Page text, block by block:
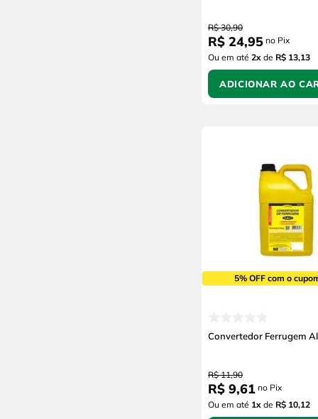
R$ 30,90
R$ 24,95 no Pix
Ou em até 2x de R$ 13,13
ADICIONAR AO
5% OFF com o
Convertedor Ferrugem
R$ 11,90
R$ 9,61 no Pix
Ou em até 1x de R$ 10,12